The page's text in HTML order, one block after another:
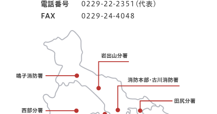
電話番号
0229-22-2351(代表)
FAX
0229-24-4048